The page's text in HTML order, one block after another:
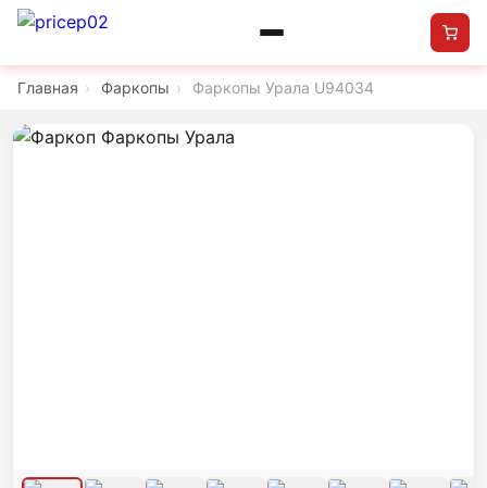
Главная › Фаркопы › Фаркопы Урала U94034